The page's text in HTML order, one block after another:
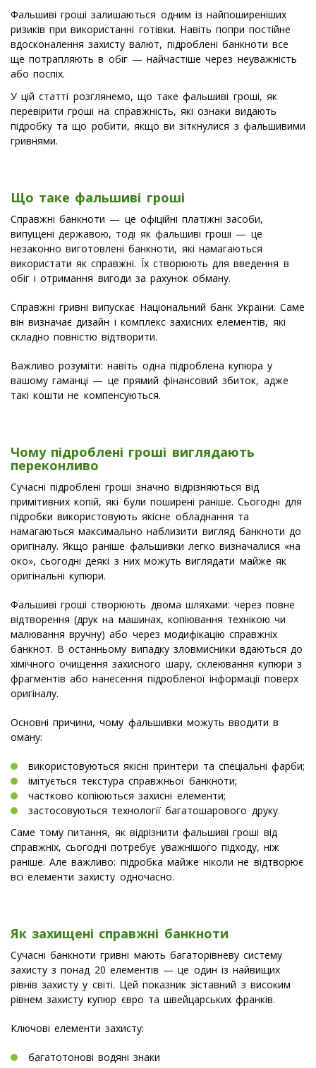
Фальшиві гроші залишаються одним із найпоширеніших
ризиків при використанні готівки. Навіть попри постійне
вдосконалення захисту валют, підроблені банкноти все
ще потрапляють в обіг — найчастіше через неуважність
або поспіх.
У цій статті розглянемо, що таке фальшиві гроші, як
перевірити гроші на справжність, які ознаки видають
підробку та що робити, якщо ви зіткнулися з фальшивими
гривнями.
Що таке фальшиві гроші
Справжні банкноти — це офіційні платіжні засоби,
випущені державою, тоді як фальшиві гроші — це
незаконно виготовлені банкноти, які намагаються
використати як справжні. Їх створюють для введення в
обіг і отримання вигоди за рахунок обману.
Справжні гривні випускає Національний банк України. Саме
він визначає дизайн і комплекс захисних елементів, які
складно повністю відтворити.
Важливо розуміти: навіть одна підроблена купюра у
вашому гаманці — це прямий фінансовий збиток, адже
такі кошти не компенсуються.
Чому підроблені гроші виглядають
переконливо
Сучасні підроблені гроші значно відрізняються від
примітивних копій, які були поширені раніше. Сьогодні для
підробки використовують якісне обладнання та
намагаються максимально наблизити вигляд банкноти до
оригіналу. Якщо раніше фальшивки легко визначалися «на
око», сьогодні деякі з них можуть виглядати майже як
оригінальні купюри.
Фальшиві гроші створюють двома шляхами: через повне
відтворення (друк на машинах, копіювання технікою чи
малювання вручну) або через модифікацію справжніх
банкнот. В останньому випадку зловмисники вдаються до
хімічного очищення захисного шару, склеювання купюри з
фрагментів або нанесення підробленої інформації поверх
оригіналу.
Основні причини, чому фальшивки можуть вводити в
оману:
використовуються якісні принтери та спеціальні фарби;
імітується текстура справжньої банкноти;
частково копіюються захисні елементи;
застосовуються технології багатошарового друку.
Саме тому питання, як відрізнити фальшиві гроші від
справжніх, сьогодні потребує уважнішого підходу, ніж
раніше. Але важливо: підробка майже ніколи не відтворює
всі елементи захисту одночасно.
Як захищені справжні банкноти
Сучасні банкноти гривні мають багаторівневу систему
захисту з понад 20 елементів — це один із найвищих
рівнів захисту у світі. Цей показник зіставний з високим
рівнем захисту купюр євро та швейцарських франків.
Ключові елементи захисту:
багатотонові водяні знаки